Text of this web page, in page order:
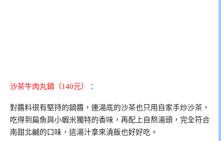
沙茶牛肉丸鍋（140元） ：
對醬料很有堅持的鍋醬，連湯底的沙茶也只用自家手炒沙茶，
吃得到扁魚與小蝦米獨特的香味，再配上自熬湯頭，完全符合
南甜北鹹的口味，這湯汁拿來澆飯也好好吃。